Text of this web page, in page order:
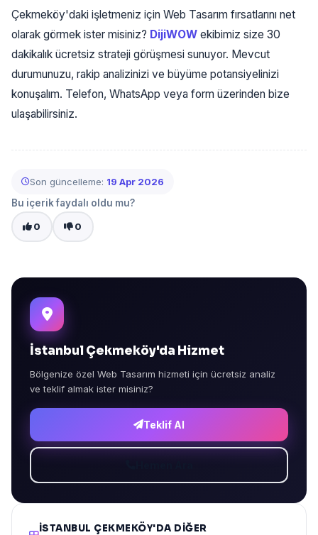
Çekmeköy'daki işletmeniz için Web Tasarım fırsatlarını net
olarak görmek ister misiniz? DijiWOW ekibimiz size 30
dakikalık ücretsiz strateji görüşmesi sunuyor. Mevcut
durumunuzu, rakip analizinizi ve büyüme potansiyelinizi
konuşalım. Telefon, WhatsApp veya form üzerinden bize
ulaşabilirsiniz.
Son güncelleme: 19 Apr 2026
Bu içerik faydalı oldu mu?
0 0
İstanbul Çekmeköy'da Hizmet
Bölgenize özel Web Tasarım hizmeti için ücretsiz analiz
ve teklif almak ister misiniz?
Teklif Al
İSTANBUL ÇEKMEKÖY'DA DIĞER